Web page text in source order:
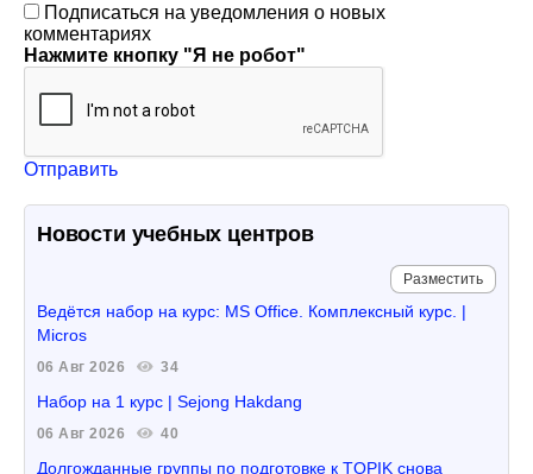
Подписаться на уведомления о новых
комментариях
Нажмите кнопку "Я не робот"
Отправить
Новости учебных центров
Разместить
Ведётся набор на курс: MS Office. Комплексный курс. |
Micros
06 Авг 2026 34
Набор на 1 курс | Sejong Hakdang
06 Авг 2026 40
Долгожданные группы по подготовке к TOPIK снова